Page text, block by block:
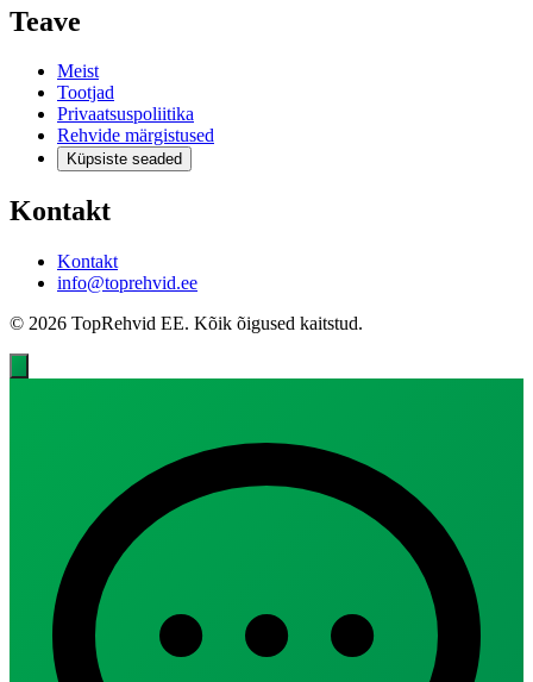
Teave
Meist
Tootjad
Privaatsuspoliitika
Rehvide märgistused
Küpsiste seaded
Kontakt
Kontakt
info@toprehvid.ee
© 2026 TopRehvid EE. Kõik õigused kaitstud.